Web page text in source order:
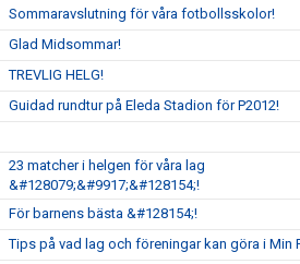
Sommaravslutning för våra fotbollsskolor!
Glad Midsommar!
TREVLIG HELG!
Guidad rundtur på Eleda Stadion för P2012!
23 matcher i helgen för våra lag
&#128079;&#9917;&#128154;!
För barnens bästa &#128154;!
Tips på vad lag och föreningar kan göra i Min